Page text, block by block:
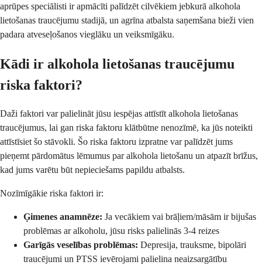
aprūpes speciālisti ir apmācīti palīdzēt cilvēkiem jebkurā alkohola
lietošanas traucējumu stadijā, un agrīna atbalsta saņemšana bieži vien
padara atveseļošanos vieglāku un veiksmīgāku.
Kādi ir alkohola lietošanas traucējumu
riska faktori?
Daži faktori var palielināt jūsu iespējas attīstīt alkohola lietošanas
traucējumus, lai gan riska faktoru klātbūtne nenozīmē, ka jūs noteikti
attīstīsiet šo stāvokli. Šo riska faktoru izpratne var palīdzēt jums
pieņemt pārdomātus lēmumus par alkohola lietošanu un atpazīt brīžus,
kad jums varētu būt nepieciešams papildu atbalsts.
Nozīmīgākie riska faktori ir:
Ģimenes anamnēze: Ja vecākiem vai brāļiem/māsām ir bijušas
problēmas ar alkoholu, jūsu risks palielinās 3-4 reizes
Garīgās veselības problēmas: Depresija, trauksme, bipolāri
traucējumi un PTSS ievērojami palielina neaizsargātību